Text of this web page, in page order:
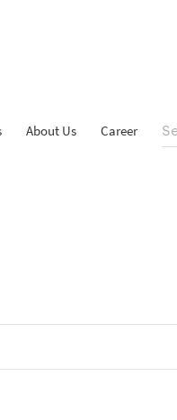
About Us Career